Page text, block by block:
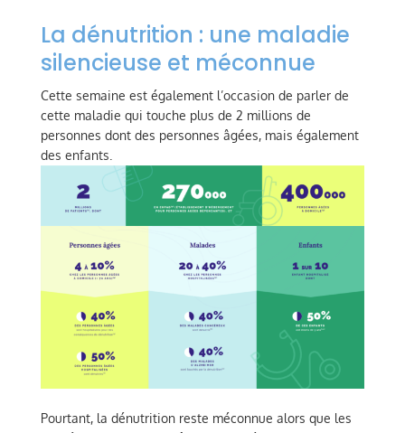
La dénutrition : une maladie
silencieuse et méconnue
Cette semaine est également l’occasion de parler de
cette maladie qui touche plus de 2 millions de
personnes dont des personnes âgées, mais également
des enfants.
Pourtant, la dénutrition reste méconnue alors que les